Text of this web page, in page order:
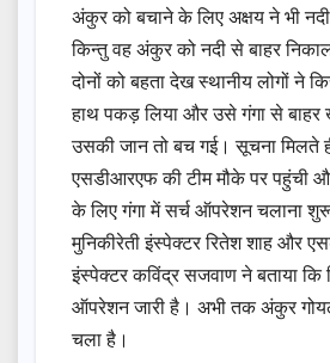
अंकुर को बचाने के लिए अक्षय ने भी
किन्तु वह अंकुर को नदी से बाहर
दोनों को बहता देख स्थानीय लोगों ने
हाथ पकड़ लिया और उसे गंगा से
उसकी जान तो बच गई। सूचना मिलते
एसडीआरएफ की टीम मौके पर पहुंची
के लिए गंगा में सर्च ऑपरेशन चलाना
मुनिकीरेती इंस्पेक्टर रितेश शाह और
इंस्पेक्टर कविंद्र सजवाण ने बताया कि
ऑपरेशन जारी है। अभी तक अंकुर
चला है।